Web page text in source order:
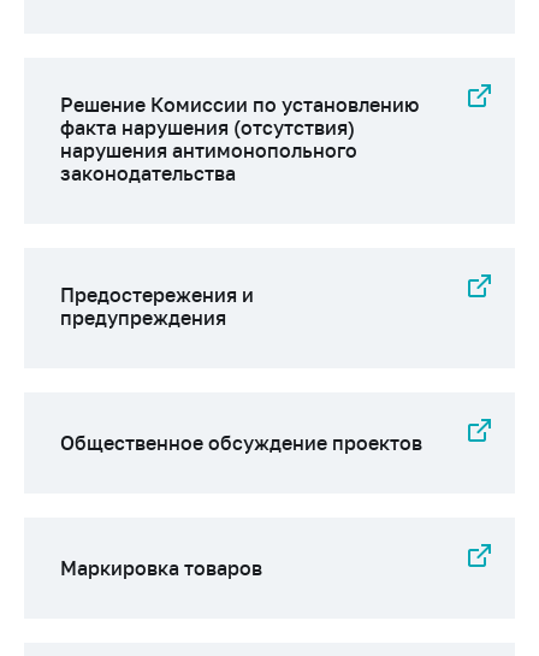
Решение Комиссии по установлению
факта нарушения (отсутствия)
нарушения антимонопольного
законодательства
Предостережения и
предупреждения
Общественное обсуждение проектов
Маркировка товаров